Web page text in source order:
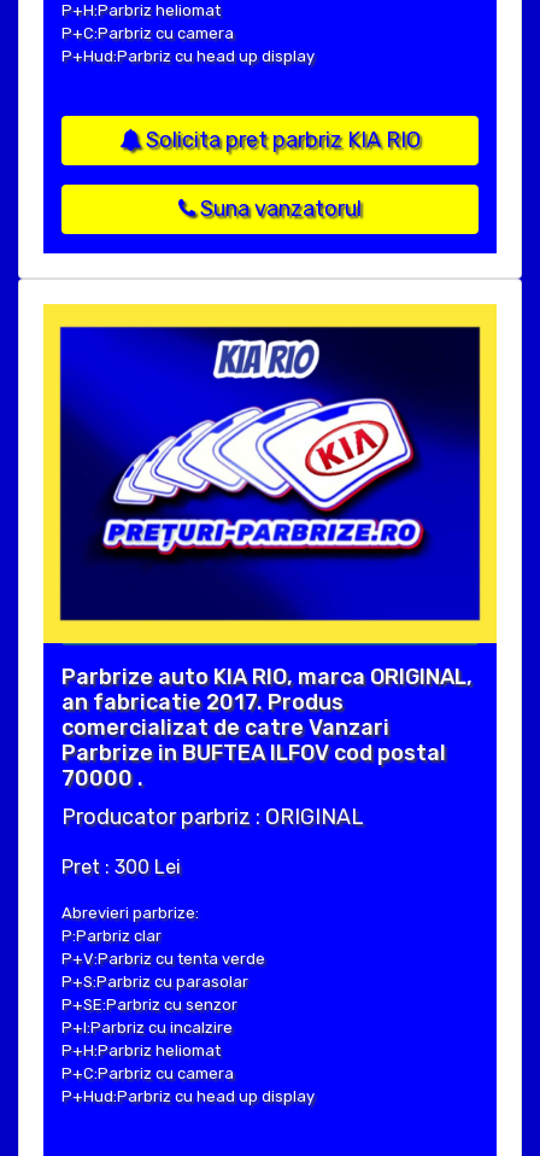
P+H:Parbriz heliomat
P+C:Parbriz cu camera
P+Hud:Parbriz cu head up display
Solicita pret parbriz KIA RIO
Suna vanzatorul
Parbrize auto KIA RIO, marca ORIGINAL,
an fabricatie 2017. Produs
comercializat de catre Vanzari
Parbrize in BUFTEA ILFOV cod postal
70000 .
Producator parbriz : ORIGINAL
Pret : 300 Lei
Abrevieri parbrize:
P:Parbriz clar
P+V:Parbriz cu tenta verde
P+S:Parbriz cu parasolar
P+SE:Parbriz cu senzor
P+I:Parbriz cu incalzire
P+H:Parbriz heliomat
P+C:Parbriz cu camera
P+Hud:Parbriz cu head up display